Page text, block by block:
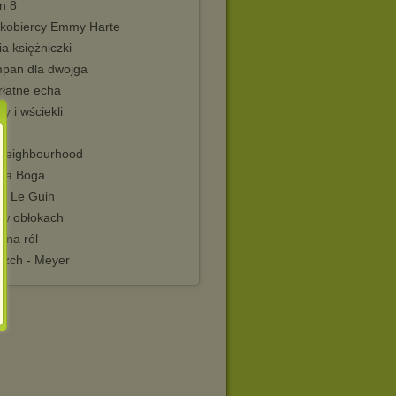
8
Emmy Harte
księżniczki
dla dwojga
echa
i wściekli
Boga
Le Guin
obłokach
ról
- Meyer